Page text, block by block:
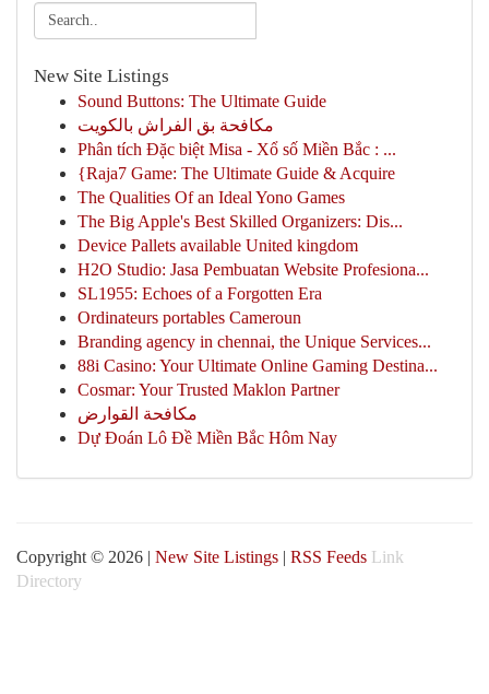
New Site Listings
Sound Buttons: The Ultimate Guide
مكافحة بق الفراش بالكويت
Phân tích Đặc biệt Misa - Xổ số Miền Bắc : ...
{Raja7 Game: The Ultimate Guide & Acquire
The Qualities Of an Ideal Yono Games
The Big Apple's Best Skilled Organizers: Dis...
Device Pallets available United kingdom
H2O Studio: Jasa Pembuatan Website Profesiona...
SL1955: Echoes of a Forgotten Era
Ordinateurs portables Cameroun
Branding agency in chennai, the Unique Services...
88i Casino: Your Ultimate Online Gaming Destina...
Cosmar: Your Trusted Maklon Partner
مكافحة القوارض
Dự Đoán Lô Đề Miền Bắc Hôm Nay
Copyright © 2026 | New Site Listings | RSS Feeds Link
Directory